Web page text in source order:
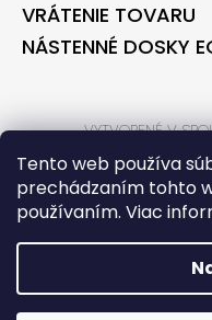
Tento web používa
prechádzaním tohto
používaním. Viac
VRÁTENIE TOVARU
NÁSTENNÉ DOSKY
VYTVORENÉ V
VYTVORENÉ V